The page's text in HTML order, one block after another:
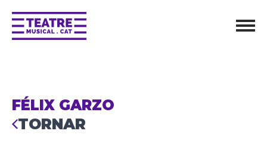
FÉLIX GARZO
TORNAR